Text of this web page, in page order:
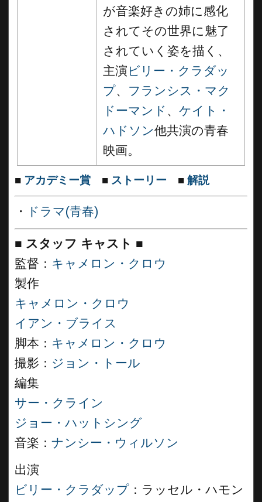
が音楽好きの姉に感化
されてその世界に魅了
されていく姿を描く、
主演 ビリー・クラダッ
プ、 フランシス・マク
ドーマンド 、 ケイト・
ハドソン他共演の青春
映画。
■ アカデミー賞 ■ ストーリー ■ 解説
・ ドラマ(青春)
■ スタッフ キャスト ■
監督： キャメロン・クロウ
製作
キャメロン・クロウ
イアン・ブライス
脚本： キャメロン・クロウ
撮影： ジョン・トール
編集
サー・クライン
ジョー・ハットシング
音楽： ナンシー・ウィルソン
出演
ビリー・クラダップ ：ラッセル・ハモン